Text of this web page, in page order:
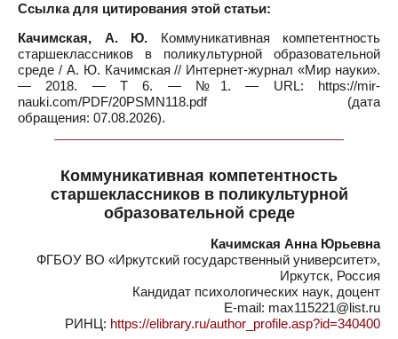
Ссылка для цитирования этой статьи:
Качимская, А. Ю. Коммуникативная компетентность
старшеклассников в поликультурной образовательной
среде / А. Ю. Качимская // Интернет-журнал «Мир науки».
— 2018. — Т 6. — №1. — URL: https://mir-
nauki.com/PDF/20PSMN118.pdf (дата
обращения: 07.08.2026).
Коммуникативная компетентность
старшеклассников в поликультурной
образовательной среде
Качимская Анна Юрьевна
ФГБОУ ВО «Иркутский государственный университет»,
Иркутск, Россия
Кандидат психологических наук, доцент
E-mail: max115221@list.ru
РИНЦ: https://elibrary.ru/author_profile.asp?id=340400